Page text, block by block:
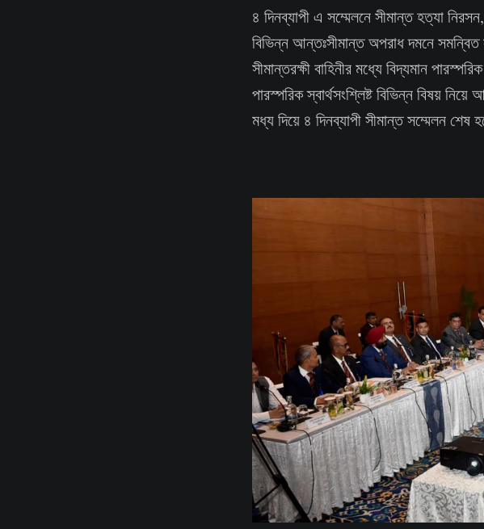
৪ দিনব্যাপী এ সম্মেলনে সীমান্ত হত্যা
বিভিন্ন আন্তঃসীমান্ত অপরাধ দমনে সমন্বিত
সীমান্তরক্ষী বাহিনীর মধ্যে বিদ্যমান
পারস্পরিক স্বার্থসংশ্লিষ্ট বিভিন্ন বিষয়
মধ্য দিয়ে ৪ দিনব্যাপী সীমান্ত সম্মেলন শেষ